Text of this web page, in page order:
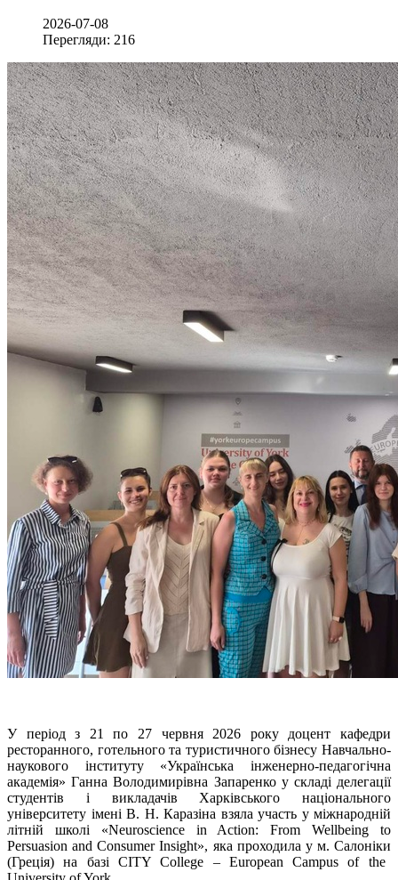
2026-07-08
Перегляди: 216
У період з 21по 27 червня2026 року доцент кафедри
ресторанного, готельного та туристичного бізнесу Навчально-
наукового інституту«Українська інженерно-педагогічна
академія»Ганна Володимирівна Запаренко у складі делегації
студентів і викладачівХарківського національного
університету імені В. Н. Каразіна взяла участь у міжнародній
літній школі«Neuroscience in Action: From Wellbeing to
Persuasion and Consumer Insight», яка проходила у м. Салоніки
(Греція)на базіCITY College – European Campus of the